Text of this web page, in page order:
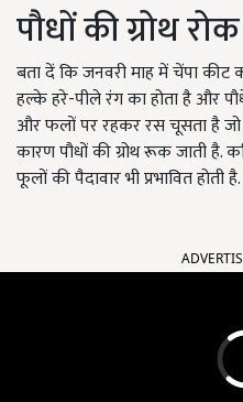
पौधों की ग्रोथ
बता दें कि जनवरी माह में चेंपा कीट
हल्के हरे-पीले रंग का होता है और
और फलों पर रहकर रस चूसता है जो
कारण पौधों की ग्रोथ रूक जाती है.
फूलों की पैदावार भी प्रभावित होती है.